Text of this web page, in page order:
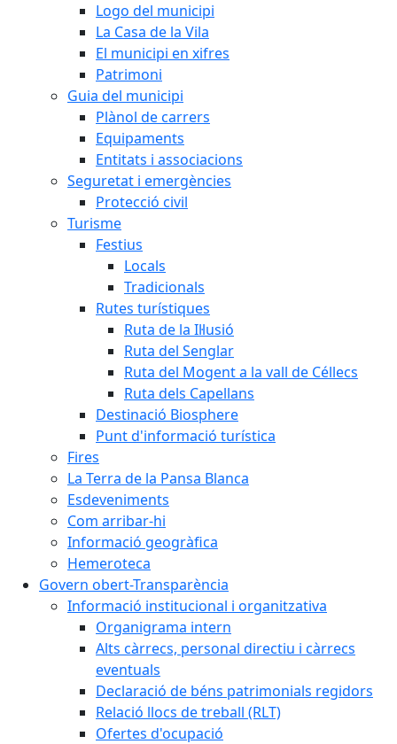
Logo del municipi
La Casa de la Vila
El municipi en xifres
Patrimoni
Guia del municipi
Plànol de carrers
Equipaments
Entitats i associacions
Seguretat i emergències
Protecció civil
Turisme
Festius
Locals
Tradicionals
Rutes turístiques
Ruta de la Il·lusió
Ruta del Senglar
Ruta del Mogent a la vall de Céllecs
Ruta dels Capellans
Destinació Biosphere
Punt d'informació turística
Fires
La Terra de la Pansa Blanca
Esdeveniments
Com arribar-hi
Informació geogràfica
Hemeroteca
Govern obert-Transparència
Informació institucional i organitzativa
Organigrama intern
Alts càrrecs, personal directiu i càrrecs
eventuals
Declaració de béns patrimonials regidors
Relació llocs de treball (RLT)
Ofertes d'ocupació